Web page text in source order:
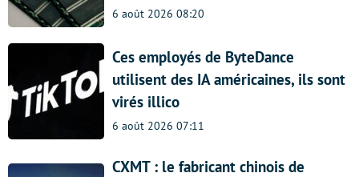
6 août 2026 08:20
Ces employés de ByteDance
utilisent des IA américaines, ils sont
virés illico
6 août 2026 07:11
CXMT : le fabricant chinois de